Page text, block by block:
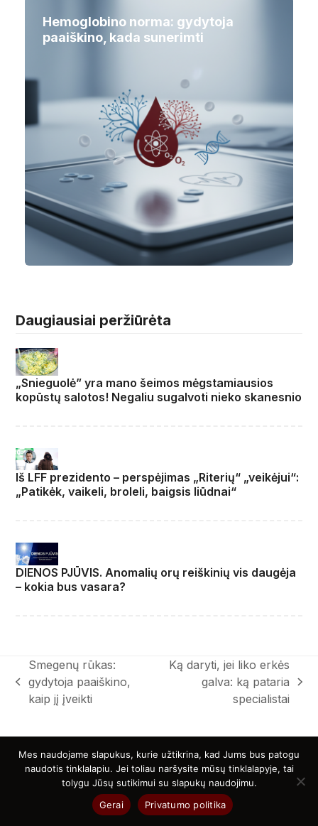
Hemoglobino norma: gydytoja
paaiškino, kada sunerimti
Daugiausiai peržiūrėta
„Snieguolė” yra mano šeimos mėgstamiausios
kopūstų salotos! Negaliu sugalvoti nieko skanesnio
Iš LFF prezidento – perspėjimas „Riterių“ „veikėjui“:
„Patikėk, vaikeli, broleli, baigsis liūdnai“
DIENOS PJŪVIS. Anomalių orų reiškinių vis daugėja
– kokia bus vasara?
previous
post:
Smegenų rūkas:
gydytoja paaiškino,
kaip jį įveikti
Ką daryti, jei liko erkės
galva: ką pataria
specialistai
Privatumo PolitikaTaisyklės Ir SąlygosApie Mus
Kontaktai
Mes naudojame slapukus, kurie užtikrina, kad Jums bus patogu
naudotis tinklalapiu. Jei toliau naršysite mūsų tinklalapyje, tai
tolygu Jūsų sutikimui su slapukų naudojimu.
Gerai
Privatumo politika